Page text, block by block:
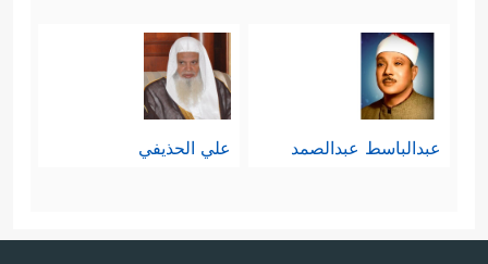
عبدالباسط عبدالصمد علي الحذيفي